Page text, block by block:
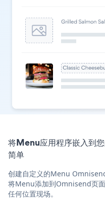
将Menu应用程序嵌入到
简单
创建自定义的Menu
将Menu添加到Omnisend页
任何位置现场。